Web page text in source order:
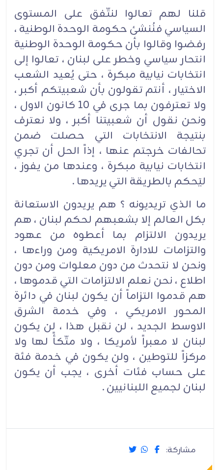
قلنا لهم تعالوا لنتّفق على المستوى
السياسي فنُنشئ حكومة الوحدة الوطنية ،
رفضوا وقالوا بأن حكومة الوحدة الوطنية
انتحار سياسي وخطر على لبنان ، تعالوا إلى
انتخابات نيابية مبكرة ، حتى يُعيد الشعب
الاختيار ، أنتم تقولون بأن شعبيتكم أكبر ،
ولا تعترفون بما جرى في 10 كانون الاول ،
ونحن نقول أن شعبيتنا أكبر ، ولا نعترف
بنتيجة الانتخابات التي حصلت ضمن
تحالفات خرجتم عنها ، إذاً الحل أن تجري
انتخابات نيابية مبكرة ، وعندها من يفوز ،
ليَحكم بالطريقة التي يريدها .
ما الذي تريديونه ؟ هم يريدون الاستعانة
بكل العالم إلا بشعبهم لحكم لبنان ، هم
يريدون الالتزام بما أعطوه من عهود
والتزامات للادارة الامريكية ومن وراءها ،
ونحن لا نتحدث من دون معلوات ومن دون
اطلاع ، نحن نعلم الالتزامات التي قدموها ،
هم قدموا التزاماً أن يكون لبنان في دائرة
المحور الامريكي ، وفي خدمة الشرق
الاوسط الجديد ، لن نقبل هذا ، لن يكون
لبنان لا معبراً لأمريكا ، ولا متّكأً لها ولا
مركزاً للتوطين ، ولن يكون في خدمة فئة
على حساب فئات أخرى ، يجب أن يكون
لبنان لجميع اللبنانيين .
مشاركة: